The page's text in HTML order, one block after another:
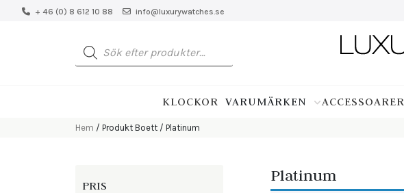
+ 46 (0) 8 612 10 88 info@luxurywatches.se
Produktsökning
KLOCKOR VARUMÄRKEN ACCESSOARER
Hem / Produkt Boett / Platinum
PRIS
Platinum